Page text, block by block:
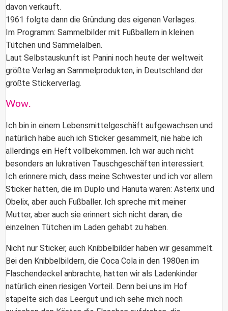
davon verkauft.
1961 folgte dann die Gründung des eigenen Verlages.
Im Programm: Sammelbilder mit Fußballern in kleinen
Tütchen und Sammelalben.
Laut Selbstauskunft ist Panini noch heute der weltweit
größte Verlag an Sammelprodukten, in Deutschland der
größte Stickerverlag.
Wow.
Ich bin in einem Lebensmittelgeschäft aufgewachsen und
natürlich habe auch ich Sticker gesammelt, nie habe ich
allerdings ein Heft vollbekommen. Ich war auch nicht
besonders an lukrativen Tauschgeschäften interessiert.
Ich erinnere mich, dass meine Schwester und ich vor allem
Sticker hatten, die im Duplo und Hanuta waren: Asterix und
Obelix, aber auch Fußballer. Ich spreche mit meiner
Mutter, aber auch sie erinnert sich nicht daran, die
einzelnen Tütchen im Laden gehabt zu haben.
Nicht nur Sticker, auch Knibbelbilder haben wir gesammelt.
Bei den Knibbelbildern, die Coca Cola in den 1980en im
Flaschendeckel anbrachte, hatten wir als Ladenkinder
natürlich einen riesigen Vorteil. Denn bei uns im Hof
stapelte sich das Leergut und ich sehe mich noch